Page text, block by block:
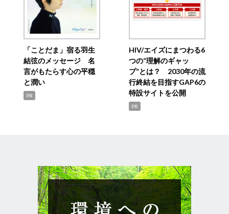
「ことだま」宿る羽生
結弦のメッセージ 名
言がもたらす心の平穏
と潤い
PR
HIV/エイズにまつわる6
つの“理解のギャッ
プ”とは？ 2030年の流
行終結を目指すGAP6の
特設サイトを公開
PR